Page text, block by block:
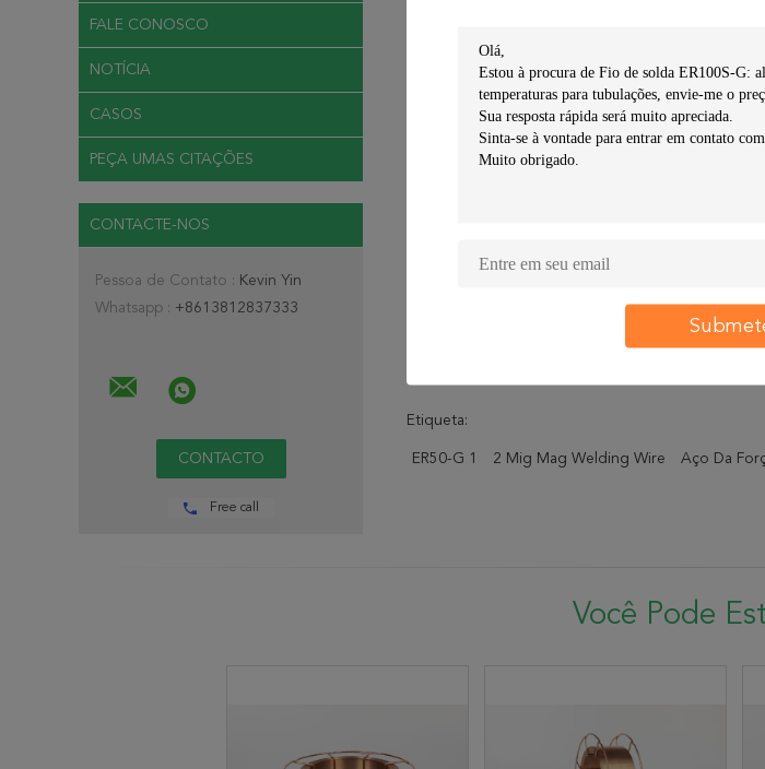
FALE CONOSCO
NOTÍCIA
CASOS
PEÇA UMAS CITAÇÕES
CONTACTE-NOS
Pessoa de Contato : Kevin Yin
Whatsapp : +8613812837333
Free call
desempenho de
Adequado para soldar estruturas de aço de
Composição
C Mn Si
Item de teste
740
Etiqueta:
ER50-G 1 2 Mig Mag Welding Wire Aço Da
Você Pode